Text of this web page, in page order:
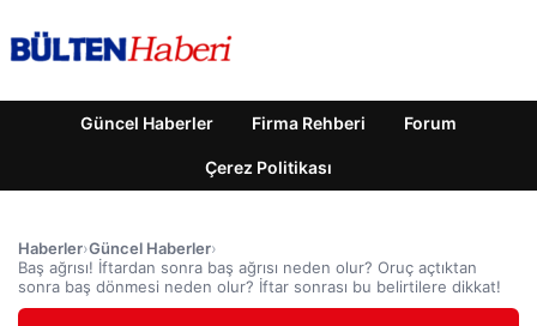
Güncel Haberler Firma Rehberi Forum
Çerez Politikası
Haberler›Güncel Haberler›
Baş ağrısı! İftardan sonra baş ağrısı neden olur? Oruç açtıktan
sonra baş dönmesi neden olur? İftar sonrası bu belirtilere dikkat!